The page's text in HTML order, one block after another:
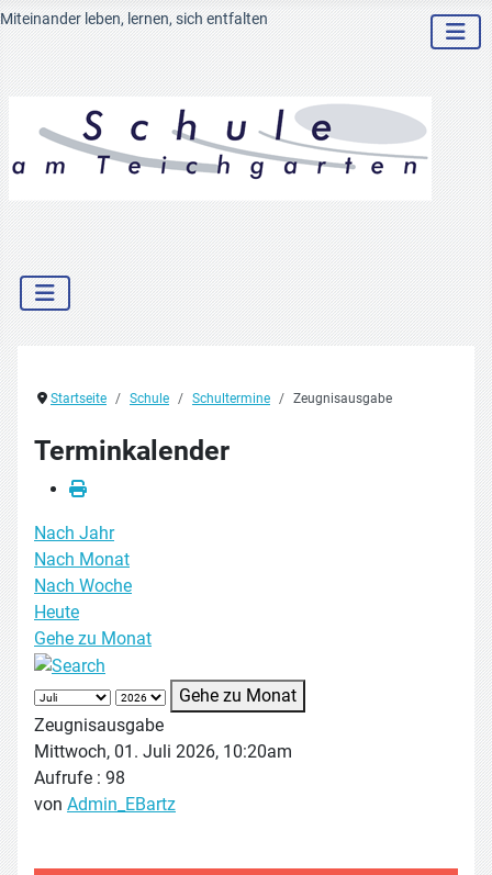
Miteinander leben, lernen, sich entfalten
Startseite Schule Schultermine Zeugnisausgabe
Terminkalender
Nach Jahr
Nach Monat
Nach Woche
Heute
Gehe zu Monat
Gehe zu Monat
Zeugnisausgabe
Mittwoch, 01. Juli 2026, 10:20am
Aufrufe : 98
von Admin_EBartz